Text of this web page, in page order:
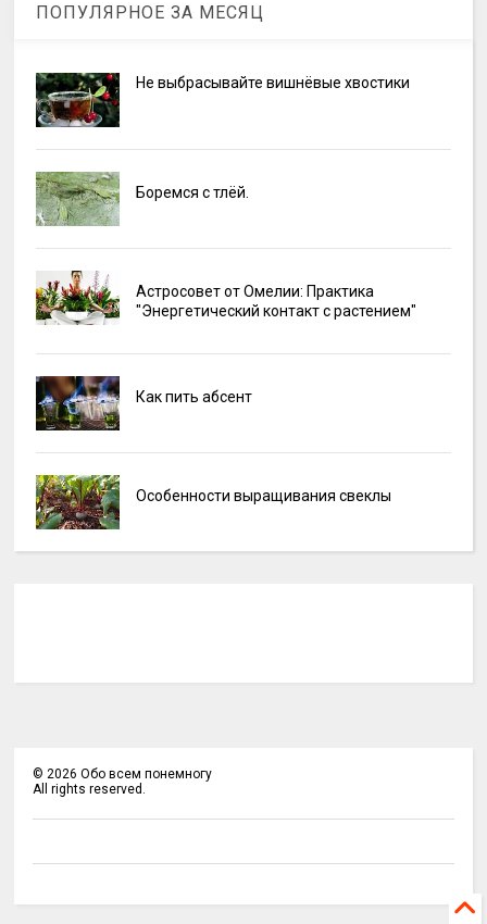
ПОПУЛЯРНОЕ ЗА МЕСЯЦ
Не выбрасывайте вишнёвые хвостики
Боремся с тлёй.
Астросовет от Омелии: Практика
"Энергетический контакт с растением"
Как пить абсент
Особенности выращивания свеклы
© 2026 Обо всем понемногу
All rights reserved.